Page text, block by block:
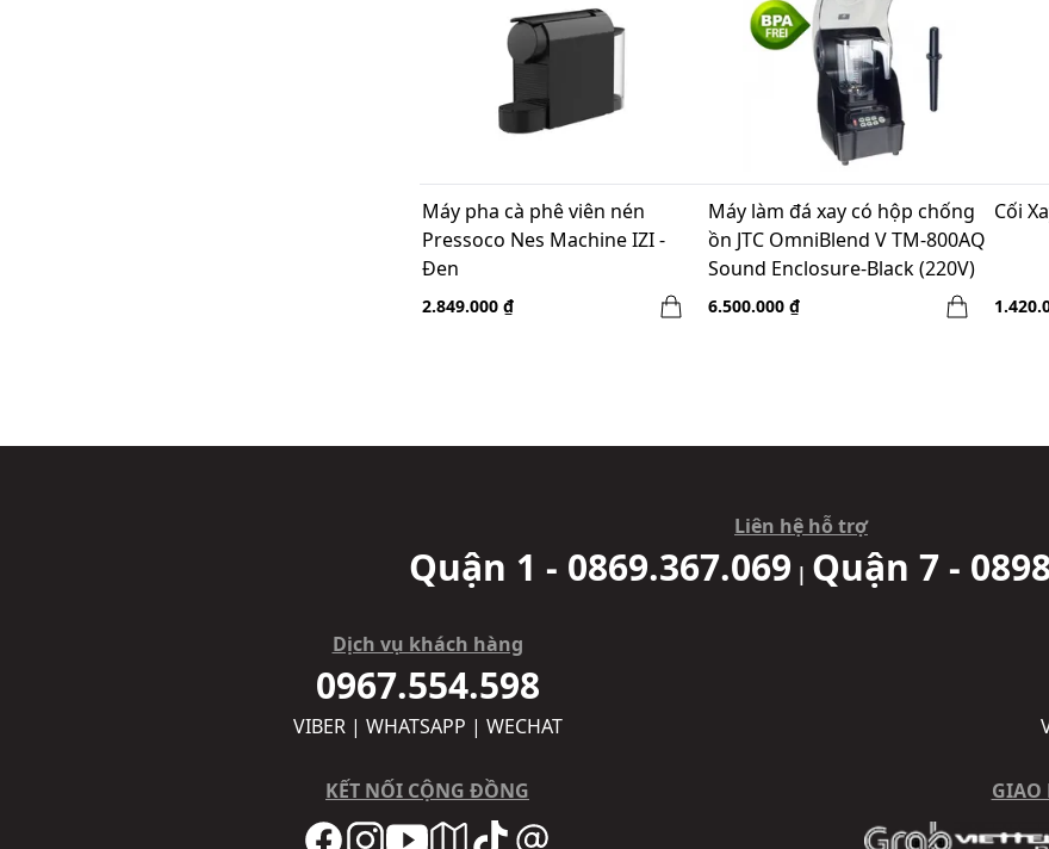
Máy pha cà phê viên nén
Pressoco Nes Machine IZI -
Đen
2.849.000 ₫
Máy làm đá xay có hộp chống
ồn JTC OmniBlend V TM-800AQ
Sound Enclosure-Black (220V)
6.500.000 ₫
Cối
Liên hệ hỗ trợ
Quận 1 - 0869.367.069 | Quận 7 -
Dịch vụ khách hàng
0967.554.598
VIBER | WHATSAPP | WECHAT
KẾT NỐI CỘNG ĐỒNG GIAO